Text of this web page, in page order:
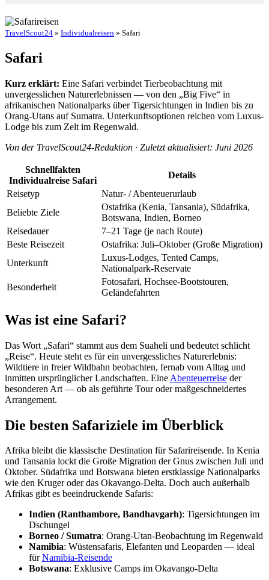
TravelScout24 » Individualreisen » Safari
Safari
Kurz erklärt: Eine Safari verbindet Tierbeobachtung mit
unvergesslichen Naturerlebnissen — von den „Big Five“ in
afrikanischen Nationalparks über Tigersichtungen in Indien bis zu
Orang-Utans auf Sumatra. Unterkunftsoptionen reichen vom Luxus-
Lodge bis zum Zelt im Regenwald.
Von der TravelScout24-Redaktion · Zuletzt aktualisiert: Juni 2026
Schnellfakten
Individualreise Safari
Details
Reisetyp
Natur- / Abenteuerurlaub
Beliebte Ziele
Ostafrika (Kenia, Tansania), Südafrika,
Botswana, Indien, Borneo
Reisedauer
7–21 Tage (je nach Route)
Beste Reisezeit
Ostafrika: Juli–Oktober (Große Migration)
Unterkunft
Luxus-Lodges, Tented Camps,
Nationalpark-Reservate
Besonderheit
Fotosafari, Hochsee-Bootstouren,
Geländefahrten
Was ist eine Safari?
Das Wort „Safari“ stammt aus dem Suaheli und bedeutet schlicht
„Reise“. Heute steht es für ein unvergessliches Naturerlebnis:
Wildtiere in freier Wildbahn beobachten, fernab vom Alltag und
inmitten ursprünglicher Landschaften. Eine Abenteuerreise der
besonderen Art — ob als geführte Tour oder maßgeschneidertes
Arrangement.
Die besten Safariziele im Überblick
Afrika bleibt die klassische Destination für Safarireisende. In Kenia
und Tansania lockt die Große Migration der Gnus zwischen Juli und
Oktober. Südafrika und Botswana bieten erstklassige Nationalparks
wie den Kruger oder das Okavango-Delta. Doch auch außerhalb
Afrikas gibt es beeindruckende Safaris:
Indien (Ranthambore, Bandhavgarh): Tigersichtungen im
Dschungel
Borneo / Sumatra: Orang-Utan-Beobachtung im Regenwald
Namibia: Wüstensafaris, Elefanten und Leoparden — ideal
fürNamibia-Reisende
Botswana: Exklusive Camps im Okavango-Delta